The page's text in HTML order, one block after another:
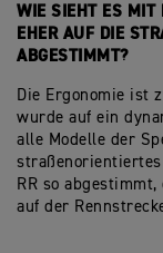
WIE SIEHT ES MIT
EHER AUF DIE
ABGESTIMMT?
Die Ergonomie ist
wurde auf ein
alle Modelle der
RR so
auf der